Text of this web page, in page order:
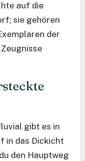
auf die
sie gehören
der
gibt es in
in das Dickicht
den Hauptweg